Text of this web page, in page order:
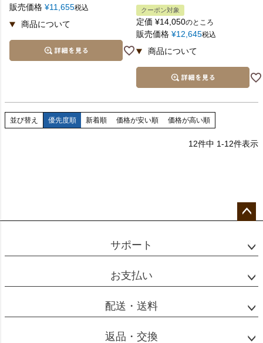
販売価格 ¥11,655税込 クーポン対象
定価 ¥14,050のところ
販売価格 ¥12,645税込
並び替え 優先度順 新着順 価格が安い順 価格が高い順
12件中 1-12件表示
ップ
サポート
お支払い
配送・送料
返品・交換